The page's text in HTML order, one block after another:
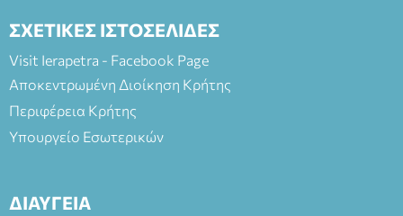
ΣΧΕΤΙΚΕΣ ΙΣΤΟΣΕΛΙΔΕΣ
Visit Ierapetra - Facebook Page
Αποκεντρωμένη Διοίκηση Κρήτης
Περιφέρεια Κρήτης
Υπουργείο Εσωτερικών
ΔΙΑΥΓΕΙΑ